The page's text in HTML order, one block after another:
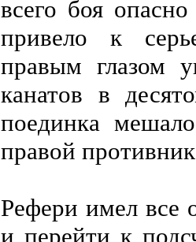
всего боя
привело к
правым глазом
канатов в
поединка
правой
Рефери имел все
и перейти к